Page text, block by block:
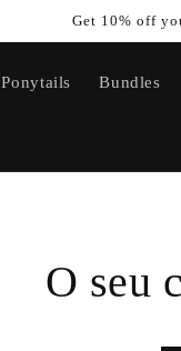
Get 10% off
Ponytails Bundles
O seu